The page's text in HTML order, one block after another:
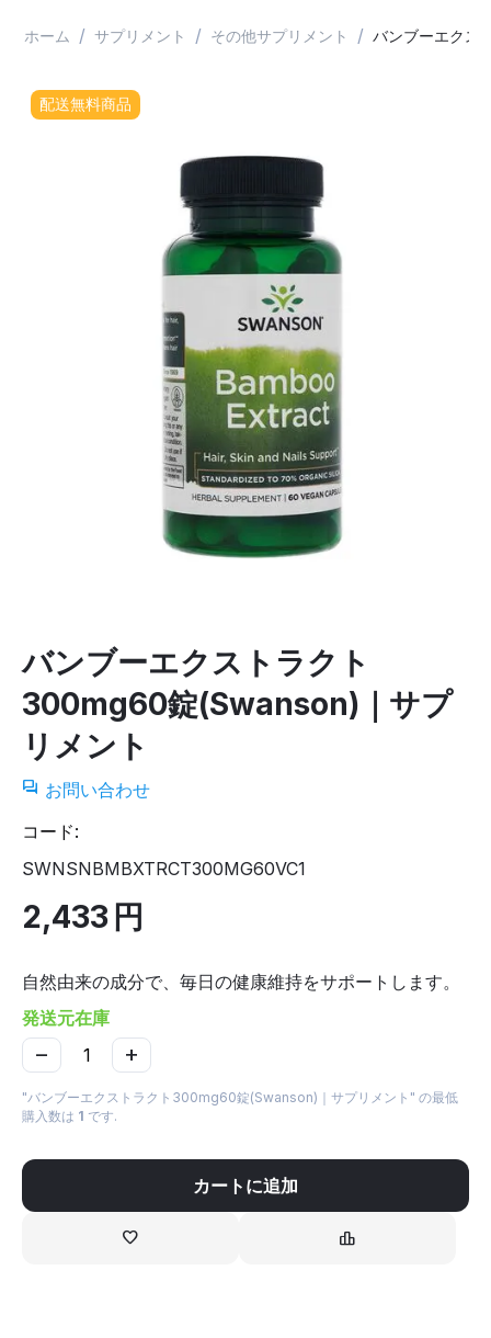
ホーム / サプリメント / その他サプリメント / バンブーエクス
配送無料商品
バンブーエクストラクト
300mg60錠(Swanson)｜サプ
リメント
お問い合わせ
コード:
SWNSNBMBXTRCT300MG60VC1
2,433 円
自然由来の成分で、毎日の健康維持をサポートします。
発送元在庫
+
−
"バンブーエクストラクト300mg60錠(Swanson)｜サプリメント" の最低
購入数は 1 です.
カートに追加